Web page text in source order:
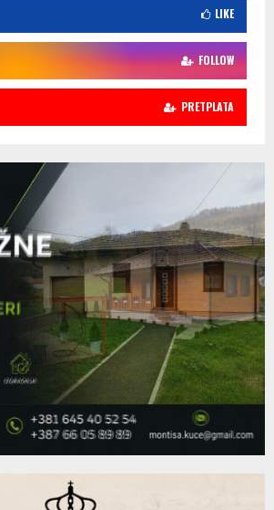
LIKE
FOLLOW
PRETPLATA